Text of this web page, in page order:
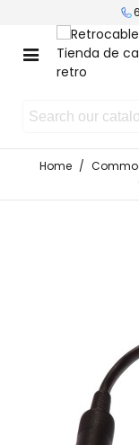
Home /